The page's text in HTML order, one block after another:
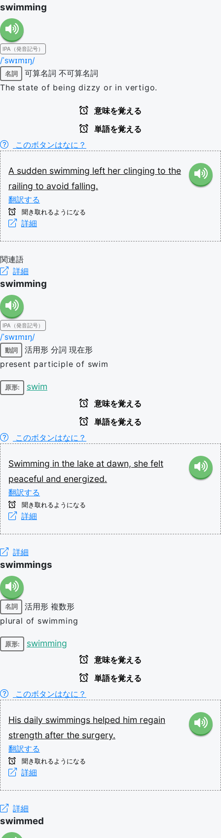
swimming
IPA（発音記号）
/ˈswɪmɪŋ/
名詞 可算名詞 不可算名詞
The state of being dizzy or in vertigo.
意味を覚える
単語を覚える
このボタンはなに？
A sudden swimming left her clinging to the
railing to avoid falling.
翻訳する
聞き取れるようになる
詳細
関連語
詳細
swimming
IPA（発音記号）
/ˈswɪmɪŋ/
動詞 活用形 分詞 現在形
present participle of swim
原形: swim
意味を覚える
単語を覚える
このボタンはなに？
Swimming in the lake at dawn, she felt
peaceful and energized.
翻訳する
聞き取れるようになる
詳細
詳細
swimmings
名詞 活用形 複数形
plural of swimming
原形: swimming
意味を覚える
単語を覚える
このボタンはなに？
His daily swimmings helped him regain
strength after the surgery.
翻訳する
聞き取れるようになる
詳細
詳細
swimmed